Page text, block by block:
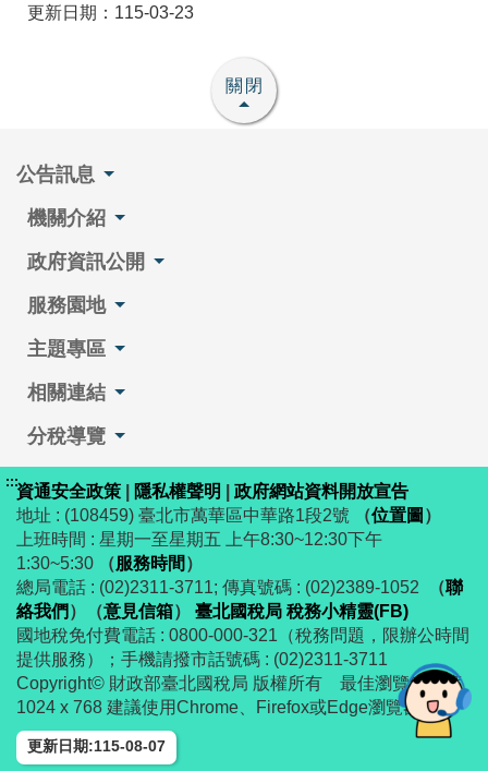
更新日期：115-03-23
關閉
公告訊息
機關介紹
政府資訊公開
服務園地
主題專區
相關連結
分稅導覽
:::資通安全政策 隱私權聲明
政府網站資料開放宣告
地址 : (108459) 臺北市萬華區中華路1段2號
（位置圖 ）
上班時間 : 星期一至星期五 上午8:30~12:30下午
1:30~5:30
（服務時間 ）
總局電話 : (02)2311-3711; 傳真號碼 : (02)2389-1052
（聯
絡我們 ） （意見信箱）
臺北國稅局 稅務小精靈(FB)
國地稅免付費電話 : 0800-000-321（稅務問題，限辦公時間
提供服務）；手機請撥市話號碼 : (02)2311-3711
Copyright© 財政部臺北國稅局 版權所有 最佳瀏覽解析度
1024 x 768 建議使用Chrome、Firefox或Edge瀏覽器
更新日期:115-08-07